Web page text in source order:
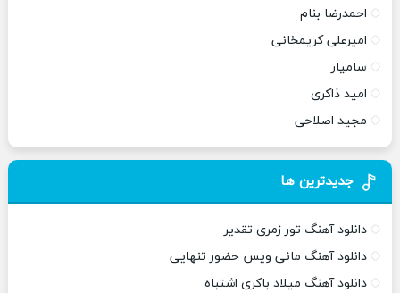
احمدرضا بنام
امیرعلی کریمخانی
سامیار
امید ذاکری
مجید اصلاحی
جدیدترین ها
دانلود آهنگ تور زمری تقدیر
دانلود آهنگ مانی ویس حضور تنهایی
دانلود آهنگ میلاد باکری اشتباه